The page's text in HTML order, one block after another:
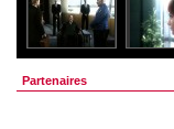
Partenaires